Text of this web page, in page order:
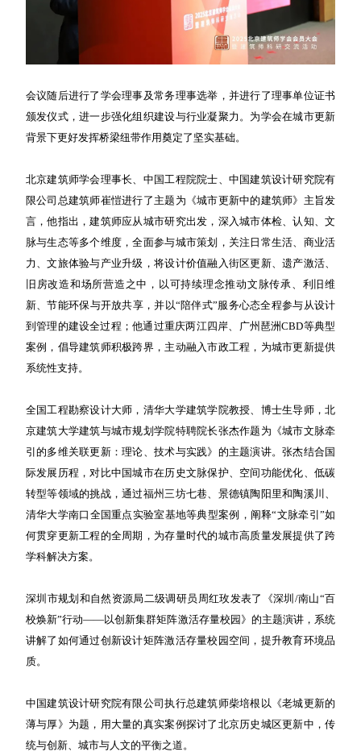
会议随后进行了学会理事及常务理事选举，并进行了理事单位证书
颁发仪式，进一步强化组织建设与行业凝聚力。为学会在城市更新
背景下更好发挥桥梁纽带作用奠定了坚实基础。
北京建筑师学会理事长、中国工程院院士、中国建筑设计研究院有
限公司总建筑师崔愷进行了主题为《城市更新中的建筑师》主旨发
言，他指出，建筑师应从城市研究出发，深入城市体检、认知、文
脉与生态等多个维度，全面参与城市策划，关注日常生活、商业活
力、文旅体验与产业升级，将设计价值融入街区更新、遗产激活、
旧房改造和场所营造之中，以可持续理念推动文脉传承、利旧维
新、节能环保与开放共享，并以“陪伴式”服务心态全程参与从设计
到管理的建设全过程；他通过重庆两江四岸、广州琶洲CBD等典型
案例，倡导建筑师积极跨界，主动融入市政工程，为城市更新提供
系统性支持。
全国工程勘察设计大师，清华大学建筑学院教授、博士生导师，北
京建筑大学建筑与城市规划学院特聘院长张杰作题为《城市文脉牵
引的多维关联更新：理论、技术与实践》的主题演讲。张杰结合国
际发展历程，对比中国城市在历史文脉保护、空间功能优化、低碳
转型等领域的挑战，通过福州三坊七巷、景德镇陶阳里和陶溪川、
清华大学南口全国重点实验室基地等典型案例，阐释“文脉牵引”如
何贯穿更新工程的全周期，为存量时代的城市高质量发展提供了跨
学科解决方案。
深圳市规划和自然资源局二级调研员周红玫发表了《深圳/南山“百
校焕新”行动——以创新集群矩阵激活存量校园》的主题演讲，系统
讲解了如何通过创新设计矩阵激活存量校园空间，提升教育环境品
质。
中国建筑设计研究院有限公司执行总建筑师柴培根以《老城更新的
薄与厚》为题，用大量的真实案例探讨了北京历史城区更新中，传
统与创新、城市与人文的平衡之道。